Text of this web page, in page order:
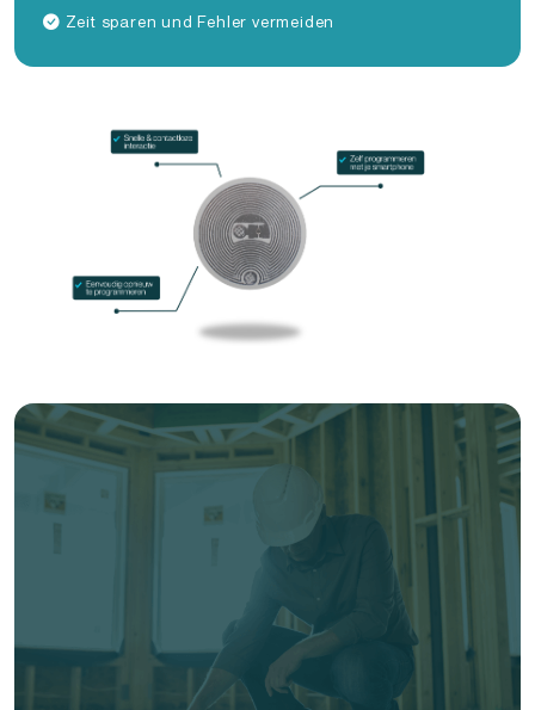
Zeit sparen und Fehler vermeiden